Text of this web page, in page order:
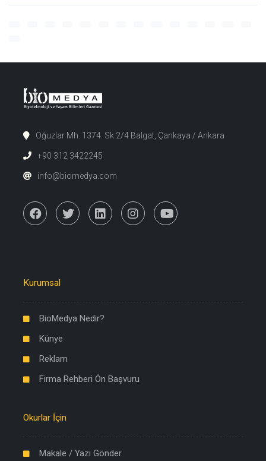
Oğuzlar Mh. 1374. Sk 2/4 Balgat, Çankaya / Ankara
+90 312 3422245
info@biomedya.com
Kurumsal
BioMedya Nedir?
Künye
Reklam
Firma Rehberi Ön Başvuru
Okurlar İçin
Makale / Yazı Gönder